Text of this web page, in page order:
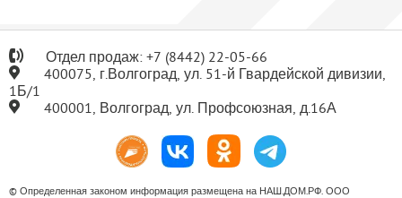
Отдел продаж: +7 (8442) 22-05-66
400075, г.Волгоград, ул. 51-й Гвардейской дивизии,
1Б/1
400001, Волгоград, ул. Профсоюзная, д.16А
© Определенная законом информация размещена на НАШ.ДОМ.РФ. ООО